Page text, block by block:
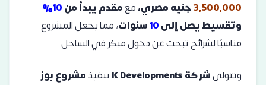
3,500,000جنيه مصري،معمقدم يبدأ من10%
وتقسيط يصل إلى10سنوات، مما يجعل المشروع
مناسبًا لشرائح تبحث عن دخول مبكر في الساحل.
وتتولىشركة K Developments تنفيذمشروع بوز